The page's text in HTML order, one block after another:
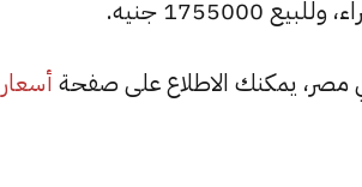
أسعار